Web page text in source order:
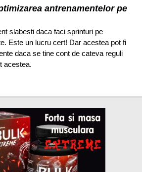
antrenamentelor pe
slabesti daca faci sprinturi pe
Este un lucru cert! Dar acestea pot fi
daca se tine cont de cateva reguli
acestea.